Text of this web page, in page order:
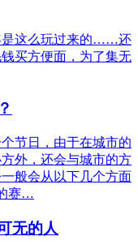
是这么玩过来的……还
买方便面，为了集无
节日，由于在城市的
外，还会与城市的方
般会从以下几个方面
赛…
无的人